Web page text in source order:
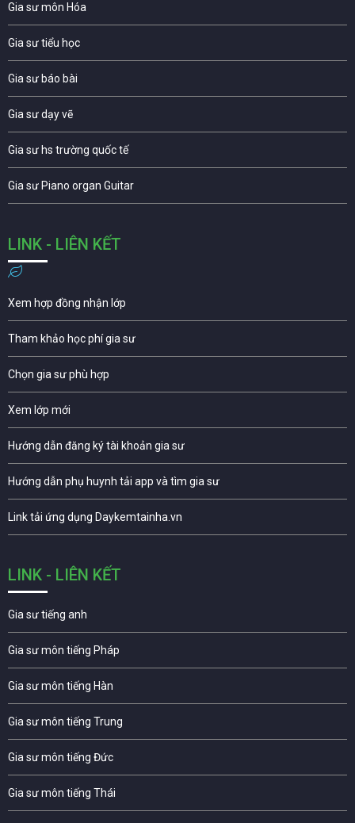
Gia sư môn Hóa
Gia sư tiểu học
Gia sư báo bài
Gia sư dạy vẽ
Gia sư hs trường quốc tế
Gia sư Piano organ Guitar
LINK - LIÊN KẾT
Xem hợp đồng nhận lớp
Tham khảo học phí gia sư
Chọn gia sư phù hợp
Xem lớp mới
Hướng dẫn đăng ký tài khoản gia sư
Hướng dẫn phụ huynh tải app và tìm gia sư
Link tải ứng dụng Daykemtainha.vn
LINK - LIÊN KẾT
Gia sư tiếng anh
Gia sư môn tiếng Pháp
Gia sư môn tiếng Hàn
Gia sư môn tiếng Trung
Gia sư môn tiếng Đức
Gia sư môn tiếng Thái